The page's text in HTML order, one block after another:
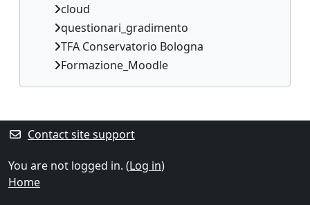
cloud
questionari_gradimento
TFA Conservatorio Bologna
Formazione_Moodle
Supplementary blocks
Contact site support
You are not logged in. (Log in)
Home